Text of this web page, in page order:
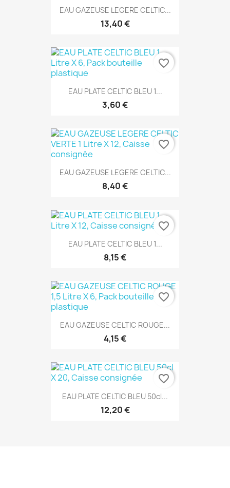
EAU GAZEUSE LEGERE CELTIC...
13,40 €
EAU PLATE CELTIC BLEU 1...
3,60 €
favorite_border
EAU GAZEUSE LEGERE CELTIC...
8,40 €
favorite_border
EAU PLATE CELTIC BLEU 1...
8,15 €
favorite_border
EAU GAZEUSE CELTIC ROUGE...
4,15 €
favorite_border
EAU PLATE CELTIC BLEU 50cl...
12,20 €
favorite_border